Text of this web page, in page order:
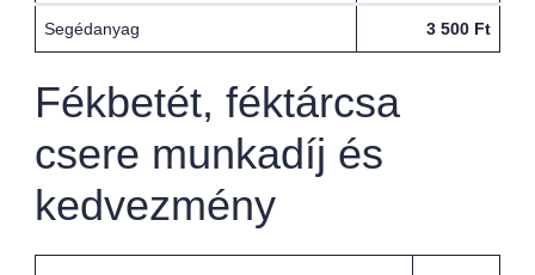
Segédanyag 3 500 Ft
Fékbetét, féktárcsa
csere munkadíj és
kedvezmény